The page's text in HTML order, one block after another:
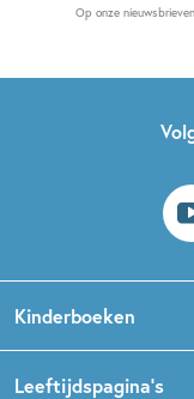
Op onze
Kinderboeken
Leeftijdspagina’s